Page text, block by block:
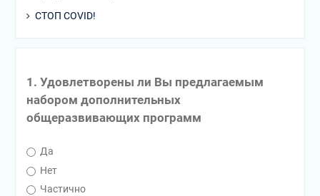
СТОП COVID!
1. Удовлетворены ли Вы предлагаемым
набором дополнительных
общеразвивающих программ
Да
Нет
Частично